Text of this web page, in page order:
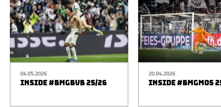
04.05.2026
INSIDE #BMGBVB 25/26
20.04.2026
INSIDE #BMGM05